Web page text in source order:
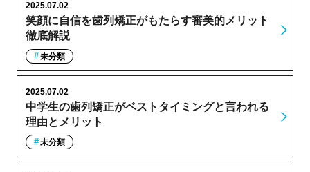
笑顔に自信を歯列矯正がもたらす審美的メリット
徹底解説
2025.07.02
未分類
中学生の歯列矯正がベストタイミングと言われる
理由とメリット
2025.07.02
未分類